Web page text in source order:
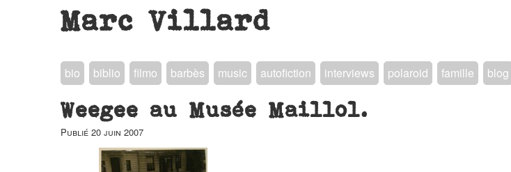
Marc Villard
bio biblio filmo barbès music autofiction interviews polaroid famille blog
Weegee au Musée Maillol.
Publié 20 juin 2007